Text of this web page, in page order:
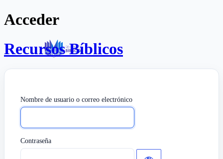
Acceder
Recursos Bíblicos
Nombre de usuario o correo electrónico
Contraseña